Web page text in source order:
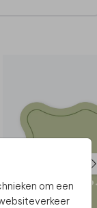
om een
toevoegen